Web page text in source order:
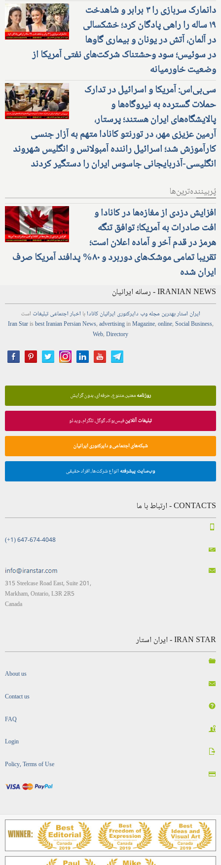
دانمارک سربازی را ۳ برابر و شاهدخت
۱۹ ساله را راهی پادگان کرد؛ خشکسالی
در آلمان، آتش در یونان و بیماری گاوها
در سوئیس؛ سود وحشتناک شرکت‌های نفتی آمریکا از
وضعیت خاورمیانه
سی‌بی‌اس: آمریکا و اسرائیل در تدارک
حملات گسترده به نیروگاه‌ها و
پالایشگاه‌های ایران هستند؛ پرستار،
آرمین عزیزی مهر، در تورنتو کانادا متهم به آزار جنسی
کارآموزش شد؛ اسرائیل راننده آمبولانس و انگلیس شهروند
انگلیسی-آذربایجانی جاسوس ایران را دستگیر کردند
پُربیننده‌ترین‌ها
افزایش دزدی از مغازه‌ها در کانادا و
افت صادرات به آمریکا؛ توافق تنگه
هرمز در قدم آخر و آماده اعلان است؛
تقریبا تمامی موشک‌های دوربرد و ۸۰% پدافند آمریکا صرف
ایران شده
IRANIAN NEWS - رسانه ایرانیان
ایران استاربهترین مجلهوب دایرکتوری ایرانیان کانادابا اخباراجتماعیتبلیغات است
Iran Starisbest Iranian PersianNews,advertisinginMagazine,online,Social Business,
Web,Directory
روزنامهمعتبر، متنوع، حرفه‌ای، بدون گرایش
تبلیغات آنلاینفیس‌بوک، گوگل، تلگرام، ویدئو
شبکه‌های اجتماعی و دایرکتوری ایرانیان
وب‌سایت پیشرفته انواع شرکت‌ها، افراد حقیقی
CONTACTS - ارتباط با ما
(+1) 647-674-4048
315 Steelcase Road East, Suite 201,
Markham, Ontario, L3R 2R5
Canada
IRAN STAR - ایران استار
About us
Contact us
FAQ
Login
Policy, Terms of Use